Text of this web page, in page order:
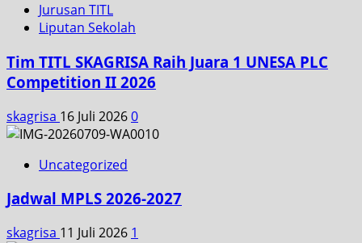
Jurusan TITL
Liputan Sekolah
Tim TITL SKAGRISA Raih Juara 1 UNESA PLC
Competition II 2026
skagrisa 16 Juli 20260
Uncategorized
Jadwal MPLS 2026-2027
skagrisa 11 Juli 2026 1